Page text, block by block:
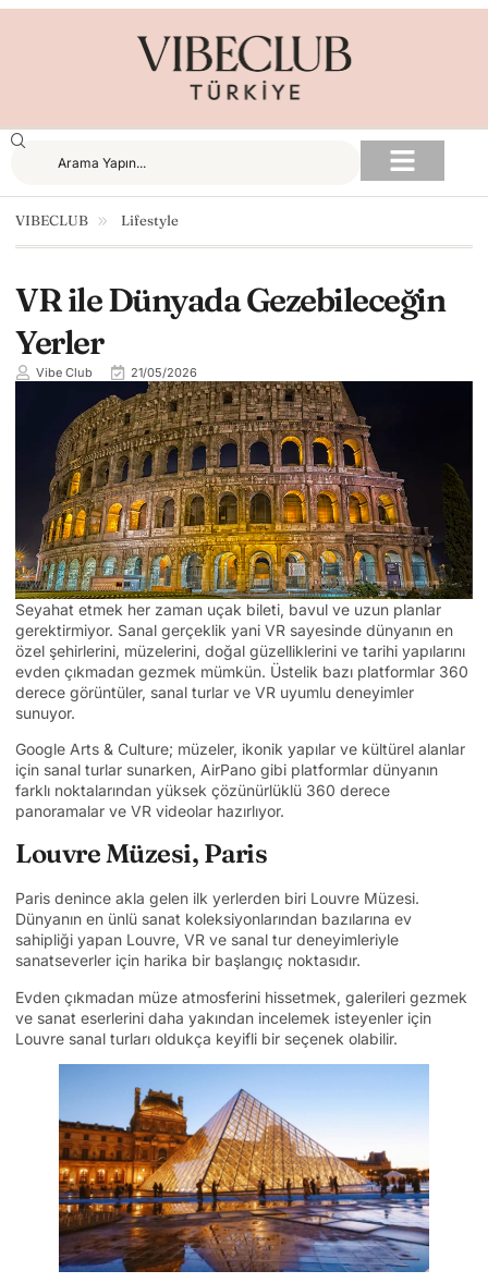
VIBECLUB Lifestyle
VR ile Dünyada Gezebileceğin
Yerler
Vibe Club 21/05/2026
Seyahat etmek her zaman uçak bileti, bavul ve uzun planlar
gerektirmiyor. Sanal gerçeklik yani VR sayesinde dünyanın en
özel şehirlerini, müzelerini, doğal güzelliklerini ve tarihi yapılarını
evden çıkmadan gezmek mümkün. Üstelik bazı platformlar 360
derece görüntüler, sanal turlar ve VR uyumlu deneyimler
sunuyor.
Google Arts & Culture; müzeler, ikonik yapılar ve kültürel alanlar
için sanal turlar sunarken, AirPano gibi platformlar dünyanın
farklı noktalarından yüksek çözünürlüklü 360 derece
panoramalar ve VR videolar hazırlıyor.
Louvre Müzesi, Paris
Paris denince akla gelen ilk yerlerden biri Louvre Müzesi.
Dünyanın en ünlü sanat koleksiyonlarından bazılarına ev
sahipliği yapan Louvre, VR ve sanal tur deneyimleriyle
sanatseverler için harika bir başlangıç noktasıdır.
Evden çıkmadan müze atmosferini hissetmek, galerileri gezmek
ve sanat eserlerini daha yakından incelemek isteyenler için
Louvre sanal turları oldukça keyifli bir seçenek olabilir.